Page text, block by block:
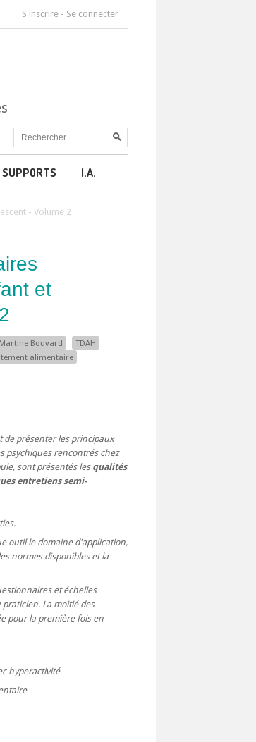
S'inscrire - Se connecter
SUPPORTS I.A.
- Volume 2
et
Martine Bouvard
TDAH
alimentaire
de présenter les principaux
psychiques rencontrés chez
sont présentés les qualités
entretiens semi-
outil le domaine d'application,
normes disponibles et la
et échelles
La moitié des
pour la première fois en
hyperactivité